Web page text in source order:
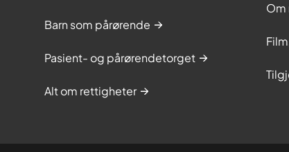
Barn som pårørende
Pasient- og pårørendetorget
Alt om rettigheter